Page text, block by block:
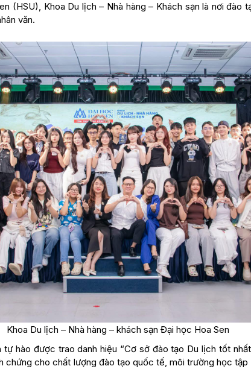
(HSU), Khoa Du lịch – Nhà hàng – Khách sạn là nơi đào
văn.
Khoa Du lịch – Nhà hàng – khách sạn Đại học Hoa Sen
hào được trao danh hiệu “Cơ sở đào tạo Du lịch tốt
chứng cho chất lượng đào tạo quốc tế, môi trường học